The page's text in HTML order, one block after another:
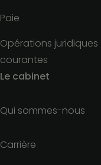
Paie
Opérations juridiques
courantes
Le cabinet
Qui sommes-nous
Carrière